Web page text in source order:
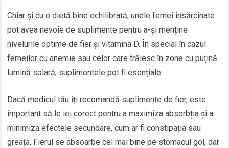
Chiar și cu o dietă bine echilibrată, unele femei însărcinate
pot avea nevoie de suplimente pentru a-și menține
nivelurile optime de fier și vitamina D. În special în cazul
femeilor cu anemie sau celor care trăiesc în zone cu puțină
lumină solară, suplimentele pot fi esențiale.
Dacă medicul tău îți recomandă suplimente de fier, este
important să le iei corect pentru a maximiza absorbția și a
minimiza efectele secundare, cum ar fi constipația sau
greața. Fierul se absoarbe cel mai bine pe stomacul gol, dar